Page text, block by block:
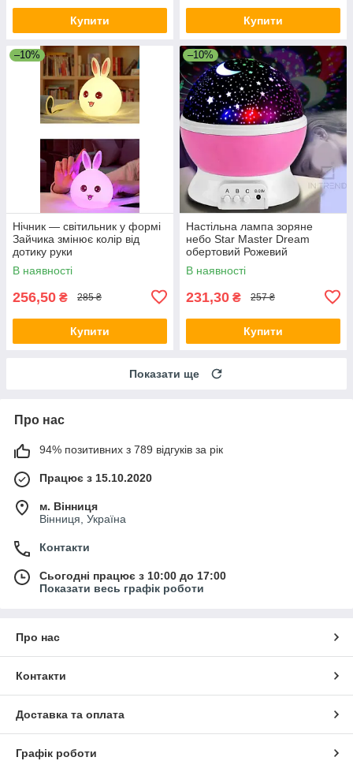
Купити Купити
–10%
Нічник — світильник у формі
Зайчика змінює колір від
дотику руки
В наявності
256,50 ₴ 285 ₴
Купити
–10%
Настільна лампа зоряне
небо Star Master Dream
обертовий Рожевий
В наявності
231,30 ₴ 257 ₴
Купити
Показати ще
Про нас
94% позитивних з 789 відгуків за рік
Працює з 15.10.2020
м. Вінниця
Вінниця, Україна
Контакти
Сьогодні працює з 10:00 до 17:00
Показати весь графік роботи
Про нас
Контакти
Доставка та оплата
Графік роботи